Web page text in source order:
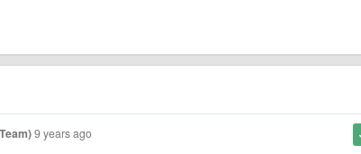
9 years ago